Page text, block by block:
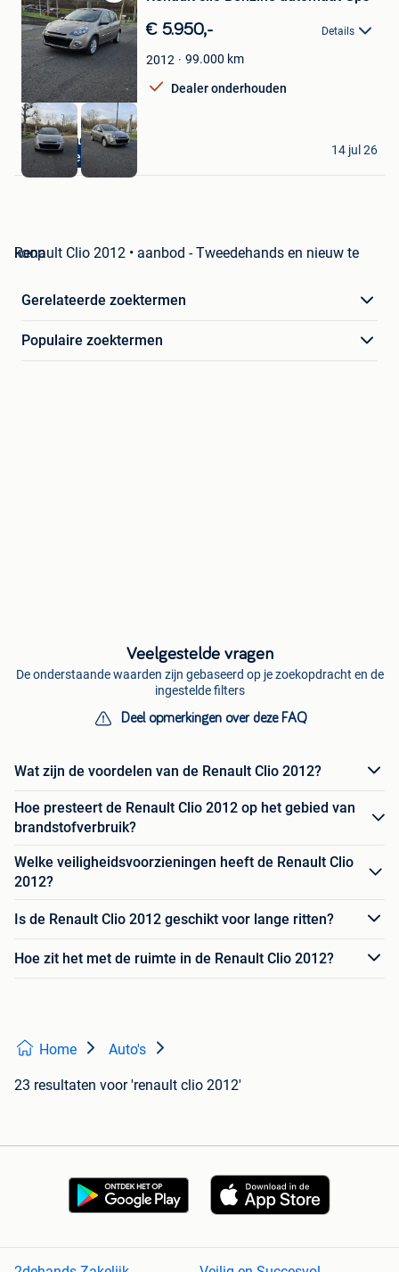
Bewaren
in
Mijn
Favorieten
Garantie 12 mois
€ 5.950,- Details
2012 99.000 km
Dealer onderhouden
Pro-trading cars srl
Anderlecht
14 jul 26
Renault Clio 2012 • aanbod - Tweedehands en nieuw te koop
Gerelateerde zoektermen
Populaire zoektermen
Veelgestelde vragen
De onderstaande waarden zijn gebaseerd op je zoekopdracht en de
ingestelde filters
Deel opmerkingen over deze FAQ
Wat zijn de voordelen van de Renault Clio 2012?
Hoe presteert de Renault Clio 2012 op het gebied van
brandstofverbruik?
Welke veiligheidsvoorzieningen heeft de Renault Clio
2012?
Is de Renault Clio 2012 geschikt voor lange ritten?
Hoe zit het met de ruimte in de Renault Clio 2012?
Home Auto's
23 resultaten voor 'renault clio 2012'